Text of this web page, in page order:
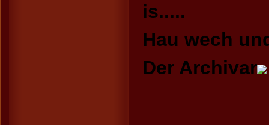
is.....
Hau wech
Der Archivar